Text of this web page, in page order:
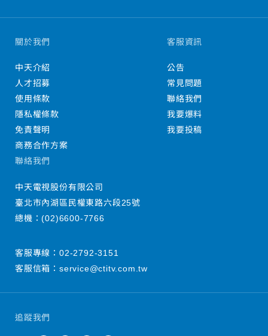
追蹤我們
關於我們
中天介紹
人才招募
使用條款
隱私權條款
免責聲明
商務合作方案
客服資訊
公告
常見問題
聯絡我們
我要爆料
我要投稿
聯絡我們
中天電視股份有限公司
臺北市內湖區民權東路六段25號
總機：(02)6600-7766
客服專線： 02-2792-3151
客服信箱： service@ctitv.com.tw